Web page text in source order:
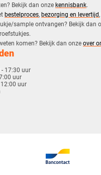
Bekijk dan onzekennisbank.
bestelproces, bezorging en levertijd,
sample ontvangen? Bekijk dan
komen? Bekijk dan onze over
17:30 uur
uur
uur